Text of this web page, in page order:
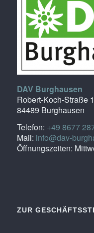
DAV Burghausen
Robert-Koch-Straße
84489 Burghausen
Telefon: +49 8677
Mail: info@dav-
Öffnungszeiten:
ZUR